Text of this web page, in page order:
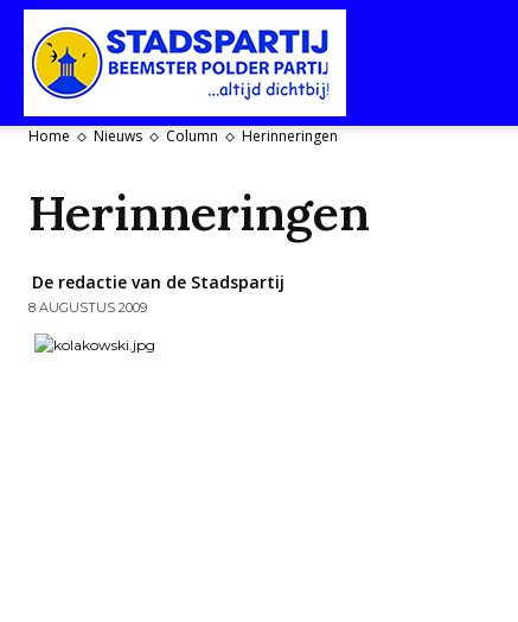
Home Nieuws Column Herinneringen
Herinneringen
De redactie van de Stadspartij
8 AUGUSTUS 2009